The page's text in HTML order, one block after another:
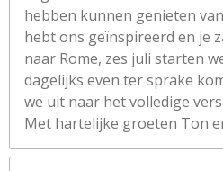
hebben kunnen genieten
hebt ons geïnspireerd en je
naar Rome, zes juli starten
dagelijks even ter sprake
we uit naar het volledige
Met hartelijke groeten Ton